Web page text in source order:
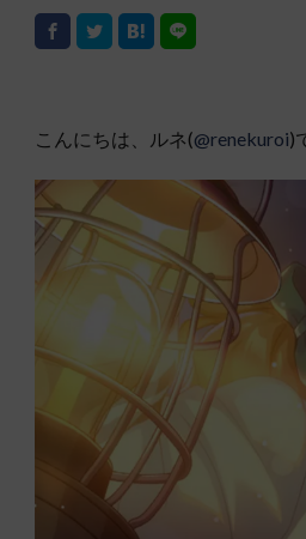
こんにちは、ルネ(@renekuroi)